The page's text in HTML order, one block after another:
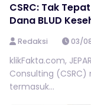
CSRC: Tak
Dana BLUD
Redaksi 03/
klikFakta.com,
Consulting
termasuk...